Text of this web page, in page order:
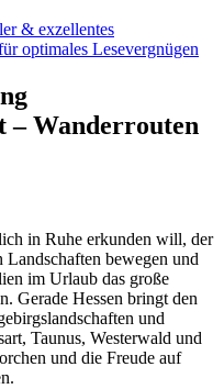
& exzellentes
optimales Lesevergnügen
– Wanderrouten
in Ruhe erkunden will, der
Landschaften bewegen und
im Urlaub das große
Gerade Hessen bringt den
und
Taunus, Westerwald und
und die Freude auf